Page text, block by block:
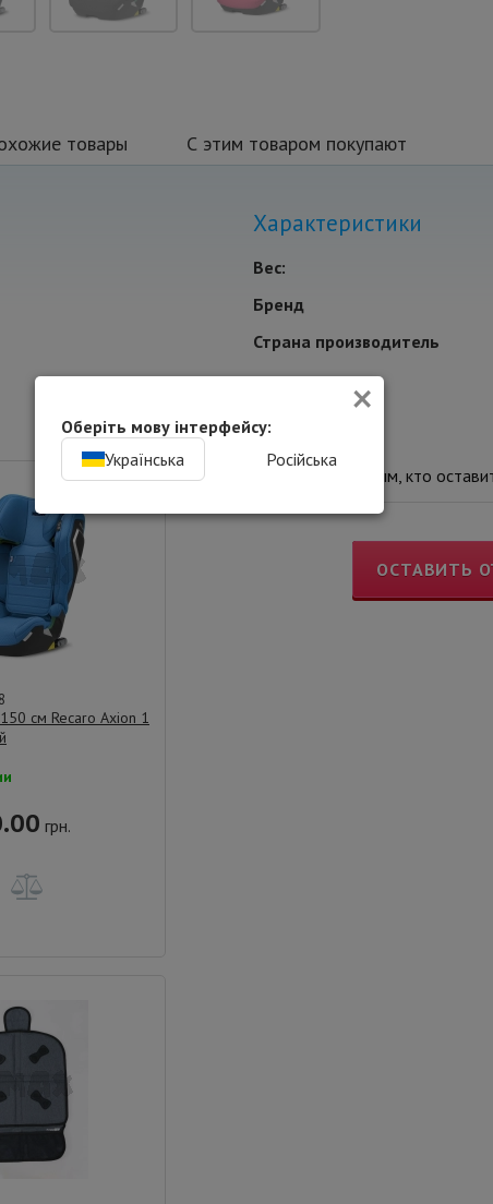
товары С этим товаром покупают
Характеристики
Вес:
Бренд
Страна производитель
см Recaro Axion 1
грн.
Отзывы
Вы будете Первым, кто
ОСТАВИТЬ
×
Оберіть мову інтерфейсу:
Українська
Російська